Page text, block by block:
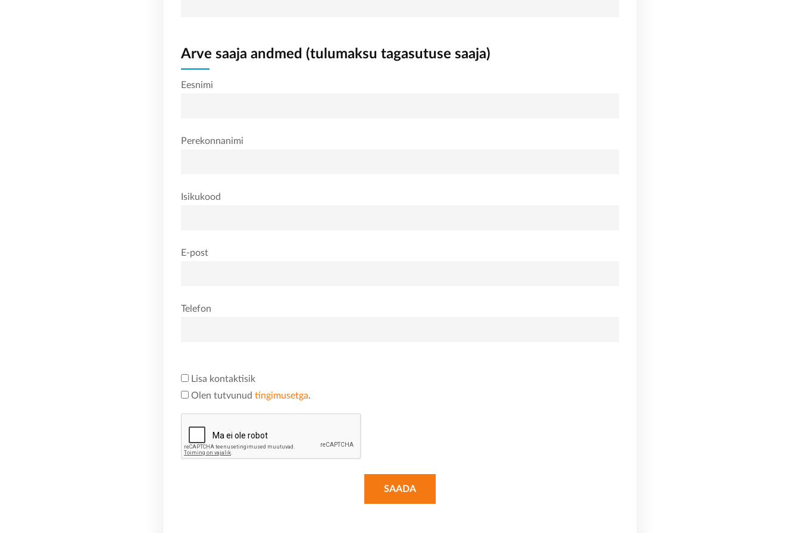
Arve saaja andmed (tulumaksu tagasutuse saaja)
Eesnimi
Perekonnanimi
Isikukood
E-post
Telefon
Lisa kontaktisik
Olen tutvunud tingimusetga.